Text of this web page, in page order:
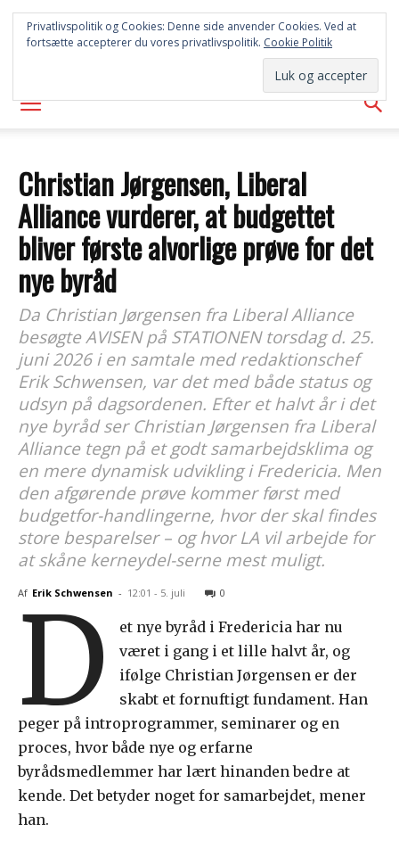
FREDERICIA
AVISEN
Christian Jørgensen, Liberal
Alliance vurderer, at budgettet
bliver første alvorlige prøve for det
nye byråd
Da Christian Jørgensen fra Liberal Alliance
besøgte AVISEN på STATIONEN torsdag d. 25.
juni 2026 i en samtale med redaktionschef
Erik Schwensen, var det med både status og
udsyn på dagsordenen. Efter et halvt år i det
nye byråd ser Christian Jørgensen fra Liberal
Alliance tegn på et godt samarbejdsklima og
en mere dynamisk udvikling i Fredericia. Men
den afgørende prøve kommer først med
budgetfor-handlingerne, hvor der skal findes
store besparelser – og hvor LA vil arbejde for
at skåne kerneydel-serne mest muligt.
Af Erik Schwensen - 12:01 - 5. juli 0
D
et nye byråd i Fredericia har nu
været i gang i et lille halvt år, og
ifølge Christian Jørgensen er der
skabt et fornuftigt fundament. Han
peger på introprogrammer, seminarer og en
proces, hvor både nye og erfarne
byrådsmedlemmer har lært hinanden bedre at
kende. Det betyder noget for samarbejdet, mener
han.
Privatlivspolitik og Cookies: Denne side anvender Cookies. Ved at
fortsætte accepterer du vores privatlivspolitik. Cookie Politik